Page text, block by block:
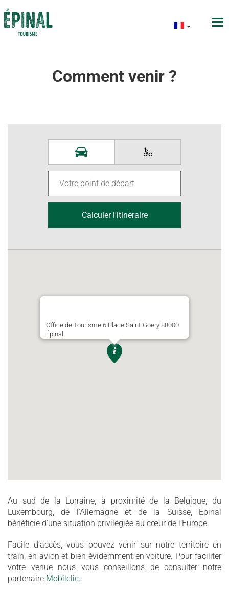
Comment venir ?
Office de Tourisme 6 Place Saint-Goery 88000
Épinal
Au sud de la Lorraine, à proximité de la Belgique, du
Luxembourg, de l'Allemagne et de la Suisse, Epinal
bénéficie d'une situation privilégiée au cœur de l'Europe.
Facile d’accès, vous pouvez venir sur notre territoire en
train, en avion et bien évidemment en voiture. Pour faciliter
votre venue nous vous conseillons de consulter notre
partenaire Mobilclic.